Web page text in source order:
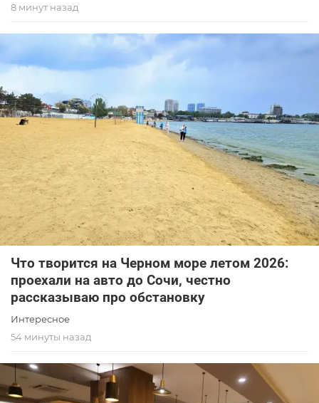
8 минут назад
Что творится на Черном море летом 2026:
проехали на авто до Сочи, честно
рассказываю про обстановку
Интересное
54 минуты назад